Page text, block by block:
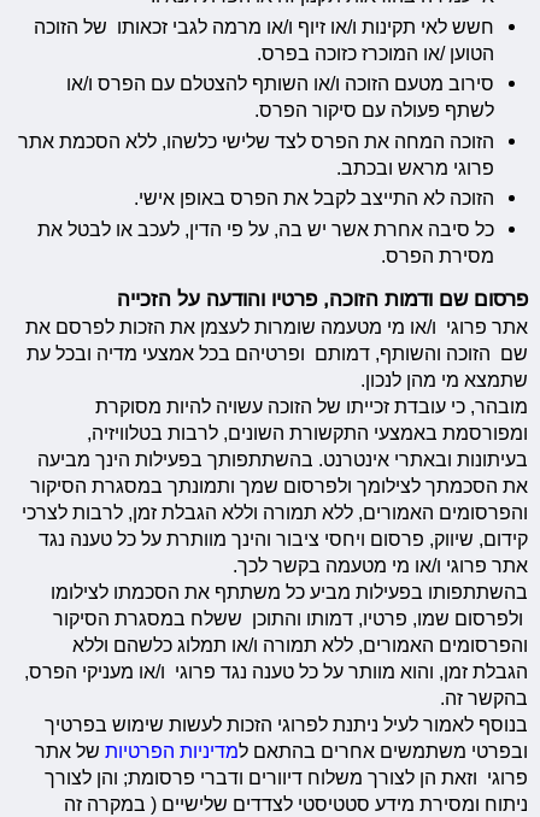
חשש לאי תקינות ו/או זיוף ו/או מרמה לגבי זכאותו של הזוכה
הטוען /או המוכרז כזוכה בפרס.
סירוב מטעם הזוכה ו/או השותף להצטלם עם הפרס ו/או
לשתף פעולה עם סיקור הפרס.
הזוכה המחה את הפרס לצד שלישי כלשהו, ללא הסכמת אתר
פרוגי מראש ובכתב.
הזוכה לא התייצב לקבל את הפרס באופן אישי.
כל סיבה אחרת אשר יש בה, על פי הדין, לעכב או לבטל את
מסירת הפרס.
פרסום שם ודמות הזוכה, פרטיו והודעה על הזכייה
אתר פרוגי ו/או מי מטעמה שומרות לעצמן את הזכות לפרסם את
שם הזוכה והשותף, דמותם ופרטיהם בכל אמצעי מדיה ובכל עת
שתמצא מי מהן לנכון.
מובהר, כי עובדת זכייתו של הזוכה עשויה להיות מסוקרת
ומפורסמת באמצעי התקשורת השונים, לרבות בטלוויזיה,
בעיתונות ובאתרי אינטרנט. בהשתתפותך בפעילות הינך מביעה
את הסכמתך לצילומך ולפרסום שמך ותמונתך במסגרת הסיקור
והפרסומים האמורים, ללא תמורה וללא הגבלת זמן, לרבות לצרכי
קידום, שיווק, פרסום ויחסי ציבור והינך מוותרת על כל טענה נגד
אתר פרוגי ו/או מי מטעמה בקשר לכך.
בהשתתפותו בפעילות מביע כל משתתף את הסכמתו לצילומו
ולפרסום שמו, פרטיו, דמותו והתוכן ששלח במסגרת הסיקור
והפרסומים האמורים, ללא תמורה ו/או תמלוג כלשהם וללא
הגבלת זמן, והוא מוותר על כל טענה נגד פרוגי ו/או מעניקי הפרס,
בהקשר זה.
בנוסף לאמור לעיל ניתנת לפרוגי הזכות לעשות שימוש בפרטיך
ובפרטי משתמשים אחרים בהתאם למדיניות הפרטיות של אתר
פרוגי וזאת הן לצורך משלוח דיוורים ודברי פרסומת; והן לצורך
ניתוח ומסירת מידע סטטיסטי לצדדים שלישיים ( במקרה זה